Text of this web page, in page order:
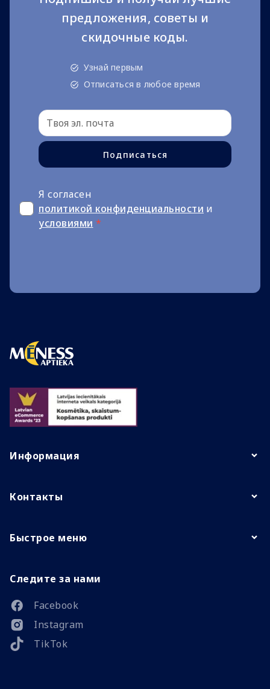
предложения, советы и
скидочные коды.
Узнай первым
Отписаться в любое время
Подписаться
Я согласен
политикой конфиденциальности и
условиями *
Информация
Контакты
Быстрое меню
Следите за нами
Facebook
Instagram
TikTok